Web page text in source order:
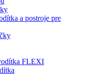
a postroje pre
FLEXI